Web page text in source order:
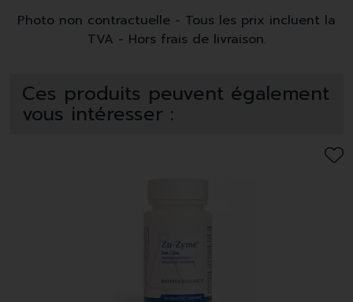
Photo non contractuelle - Tous les prix incluent la
TVA - Hors frais de livraison.
Ces produits peuvent également
vous intéresser :